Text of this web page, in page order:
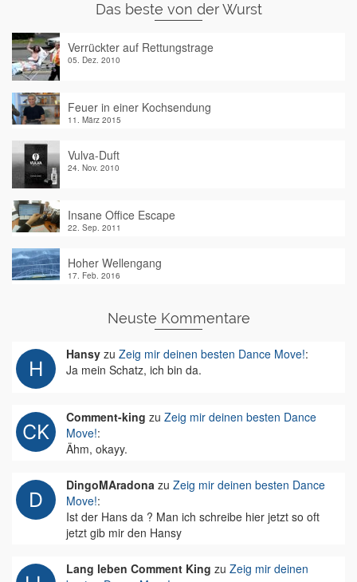
Das beste von der Wurst
Verrückter auf Rettungstrage
05. Dez. 2010
Feuer in einer Kochsendung
11. März 2015
Vulva-Duft
24. Nov. 2010
Insane Office Escape
22. Sep. 2011
Hoher Wellengang
17. Feb. 2016
Neuste Kommentare
Hansy zu Zeig mir deinen besten Dance Move!:
Ja mein Schatz, ich bin da.
Comment-king zu Zeig mir deinen besten Dance
Move!:
Ähm, okayy.
DingoMAradona zu Zeig mir deinen besten Dance
Move!:
Ist der Hans da ? Man ich schreibe hier jetzt so oft
jetzt gib mir den Hansy
Lang leben Comment King zu Zeig mir deinen